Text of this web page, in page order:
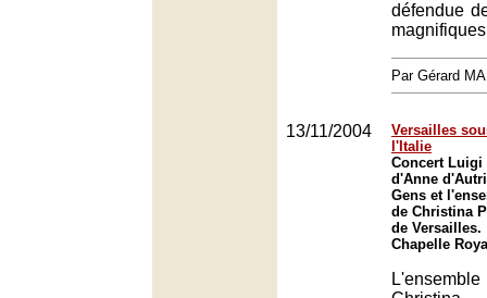
défendue
Par Gérard
13/11/2004
Versailles
l'Italie
Concert Luigi
d'Anne
Gens et
de Christina
de Versailles.
Chapelle